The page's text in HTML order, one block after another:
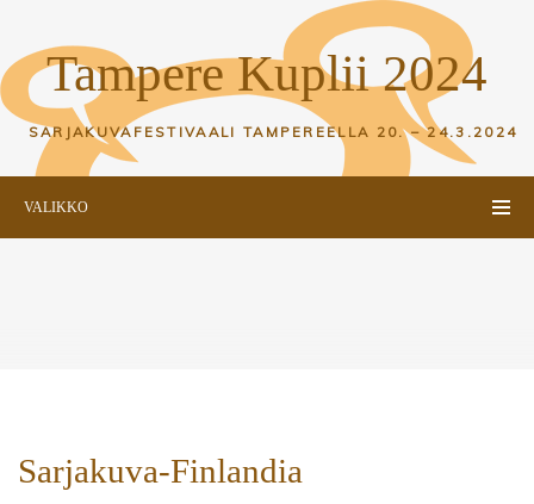
Tampere Kuplii 2024
SARJAKUVAFESTIVAALI TAMPEREELLA 20. – 24.3.2024
VALIKKO
Sarjakuva-Finlandia